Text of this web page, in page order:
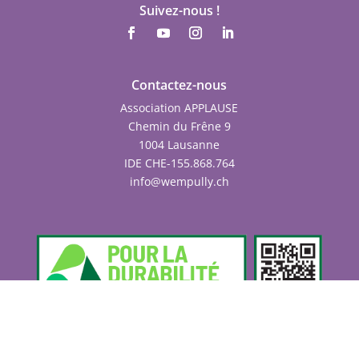
Suivez-nous !
Contactez-nous
Association APPLAUSE
Chemin du Frêne 9
1004 Lausanne
IDE CHE-155.868.764
info@wempully.ch